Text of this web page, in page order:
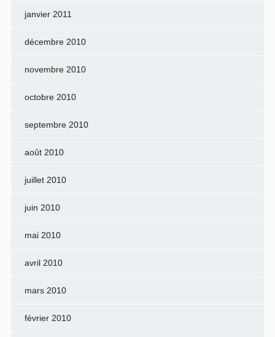
janvier 2011
décembre 2010
novembre 2010
octobre 2010
septembre 2010
août 2010
juillet 2010
juin 2010
mai 2010
avril 2010
mars 2010
février 2010